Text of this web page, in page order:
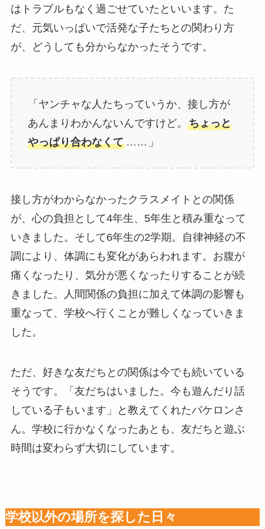
はトラブルもなく過ごせていたといいます。た
だ、元気いっぱいで活発な子たちとの関わり方
が、どうしても分からなかったそうです。
「ヤンチャな人たちっていうか、接し方が
あんまりわかんないんですけど。 ちょっと
やっぱり合わなくて …… 」
接し方がわからなかったクラスメイトとの関係
が、心の負担として4年生、5年生と積み重なって
いきました。そして6年生の2学期。自律神経の不
調により、体調にも変化があらわれます。お腹が
痛くなったり、気分が悪くなったりすることが続
きました。人間関係の負担に加えて体調の影響も
重なって、学校へ行くことが難しくなっていきま
した。
ただ、好きな友だちとの関係は今でも続いている
そうです。「友だちはいました。今も遊んだり話
している子もいます」と教えてくれたパケロンさ
ん。学校に行かなくなったあとも、友だちと遊ぶ
時間は変わらず大切にしています。
学校以外の場所を探した日々